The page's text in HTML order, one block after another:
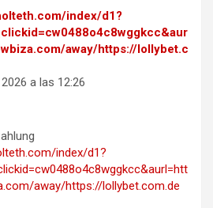
index/d1?
away/https://lollybet.c
a las 12:26
index/d1?
away/https://lollybet.com.de